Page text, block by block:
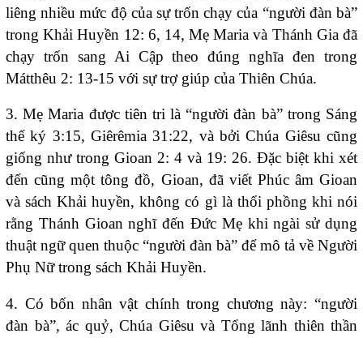
liêng nhiều mức độ của sự trốn chạy của “người đàn bà”
trong Khải Huyền 12: 6, 14, Mẹ Maria và Thánh Gia đã
chạy trốn sang Ai Cập theo đúng nghĩa đen trong
Mátthêu 2: 13-15 với sự trợ giúp của Thiên Chúa.
3. Mẹ Maria được tiên tri là “người đàn bà” trong Sáng
thế ký 3:15, Giêrêmia 31:22, và bởi Chúa Giêsu cũng
giống như trong Gioan 2: 4 và 19: 26. Đặc biệt khi xét
đến cũng một tông đồ, Gioan, đã viết Phúc âm Gioan
và sách Khải huyền, không có gì là thổi phồng khi nói
rằng Thánh Gioan nghĩ đến Đức Mẹ khi ngài sử dụng
thuật ngữ quen thuộc “người đàn bà” để mô tả về Người
Phụ Nữ trong sách Khải Huyền.
4. Có bốn nhân vật chính trong chương này: “người
đàn bà”, ác quỷ, Chúa Giêsu và Tổng lãnh thiên thần